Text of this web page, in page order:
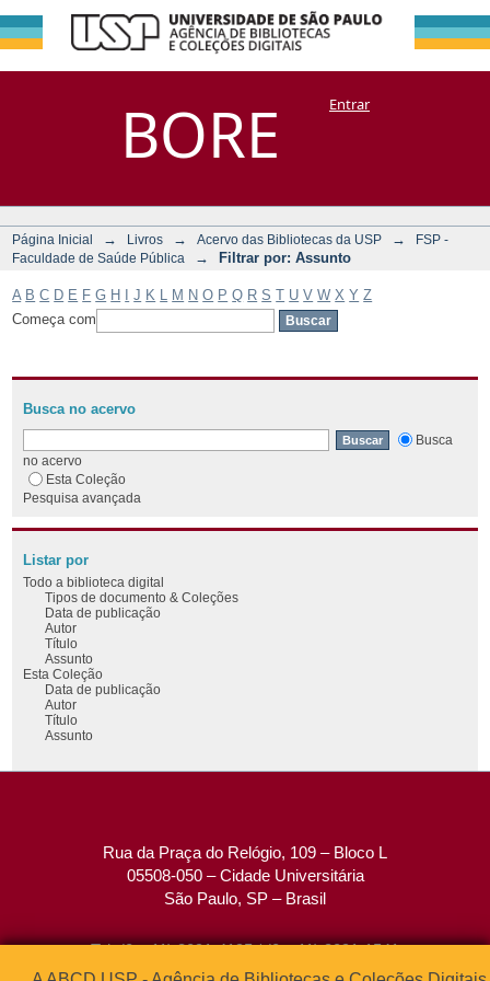
BORE
Filtrar por:
Assunto
DSpace/Manakin + CoriscoEntrar
Página Inicial → Livros → Acervo das Bibliotecas da USP →
FSP -
Faculdade de Saúde Pública
→ Filtrar por: Assunto
A B C D E F G H J K M N O P Q R S T U V W X Y Z
Começa com
Busca no acervo
Busca
no acervo
Esta Coleção
Pesquisa avançada
Listar por
Todo a biblioteca digital
Tipos de documento & Coleções
Data de publicação
Autor
Título
Assunto
Esta Coleção
Data de publicação
Autor
Título
Assunto
Rua da Praça do Relógio, 109 – Bloco L
05508-050 – Cidade Universitária
São Paulo, SP – Brasil
Tel: (0xx11) 3091-4195 / (0xx11) 3091-1541
Fax: (0xx11) 3091-1567